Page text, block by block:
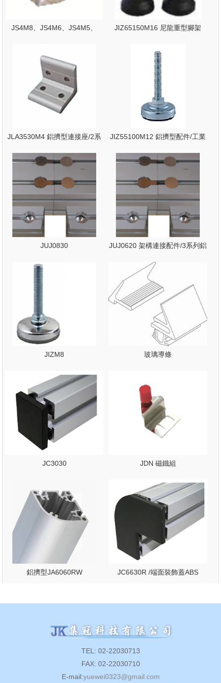
JS4M8、JS4M6、JS4M5、
JIZ65150M16 尼龍重型腳架
JLA3530M4 鋁擠型連接座/2系
JIZ55100M12 鋁擠型配件/工業
JUJ0830
JUJ0620 架構連接配件/3系列鋁
JIZM8 玻璃導條
JC3030 JDN 磁鐵組
鋁擠型JA6060RW JC6630R /端面裝飾蓋ABS
TEL: 02-22030713
FAX: 02-22030710
E-mail:yuewei0323@gmail.com